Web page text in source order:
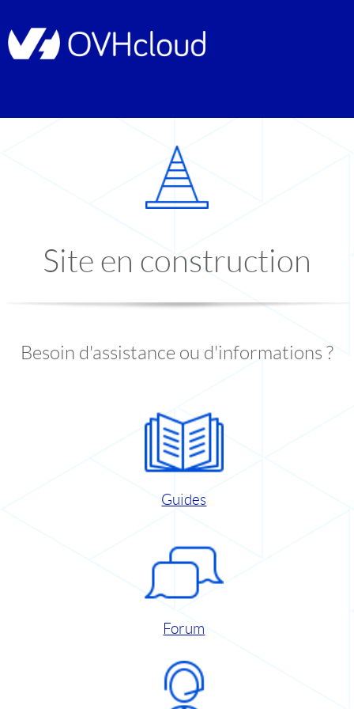
Site en construction
Besoin d'assistance ou d'informations ?
Guides
Forum